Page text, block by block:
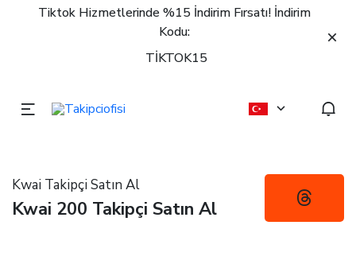
Tiktok Hizmetlerinde %15 İndirim Fırsatı! İndirim
Kodu:
TİKTOK15
Kwai Takipçi Satın Al
Kwai 200 Takipçi Satın Al